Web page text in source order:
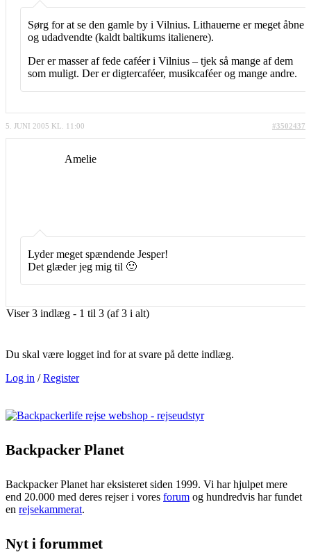
Sørg for at se den gamle by i Vilnius. Lithauerne er meget åbne
og udadvendte (kaldt baltikums italienere).
Der er masser af fede caféer i Vilnius – tjek så mange af dem
som muligt. Der er digtercaféer, musikcaféer og mange andre.
5. JUNI 2005 KL. 11:00 #3502437
Amelie
Lyder meget spændende Jesper!
Det glæder jeg mig til 🙂
Viser 3 indlæg - 1 til 3 (af 3 i alt)
Du skal være logget ind for at svare på dette indlæg.
Log in /Register
Backpacker Planet
Backpacker Planet har eksisteret siden 1999. Vi har hjulpet mere
end 20.000 med deres rejser i vores forum og hundredvis har fundet
en rejsekammerat.
Nyt i forummet